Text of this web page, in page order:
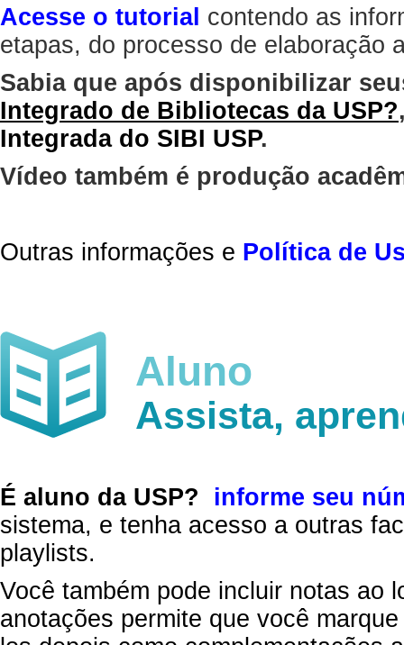
Acesse o tutorial contendo as
etapas, do processo de elaboração
Sabia que após disponibilizar
Integrado de Bibliotecas da USP?
Integrada do SIBI USP.
Vídeo também é produção
Outras informações e Política de
Aluno
Assista,
É aluno da USP?
informe seu
sistema, e tenha acesso a outras
playlists.
Você também pode incluir notas ao
anotações permite que você